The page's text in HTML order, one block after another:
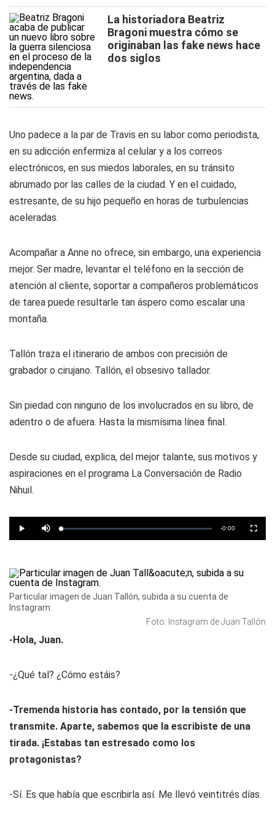
La historiadora Beatriz
Bragoni muestra cómo se
originaban las fake news hace
dos siglos
Uno padece a la par de Travis en su labor como periodista,
en su adicción enfermiza al celular y a los correos
electrónicos, en sus miedos laborales, en su tránsito
abrumado por las calles de la ciudad. Y en el cuidado,
estresante, de su hijo pequeño en horas de turbulencias
aceleradas.
Acompañar a Anne no ofrece, sin embargo, una experiencia
mejor. Ser madre, levantar el teléfono en la sección de
atención al cliente, soportar a compañeros problemáticos
de tarea puede resultarle tan áspero como escalar una
montaña.
Tallón traza el itinerario de ambos con precisión de
grabador o cirujano. Tallón, el obsesivo tallador.
Sin piedad con ninguno de los involucrados en su libro, de
adentro o de afuera. Hasta la mismísima línea final.
Desde su ciudad, explica, del mejor talante, sus motivos y
aspiraciones en el programa La Conversación de Radio
Nihuil.
Particular imagen de Juan Tallón, subida a su cuenta de
Instagram.
Foto: Instagram de Juan Tallón
-Hola, Juan.
-¿Qué tal? ¿Cómo estáis?
-Tremenda historia has contado, por la tensión que
transmite. Aparte, sabemos que la escribiste de una
tirada. ¡Estabas tan estresado como los
protagonistas?
-Sí. Es que había que escribirla así. Me llevó veintitrés días.